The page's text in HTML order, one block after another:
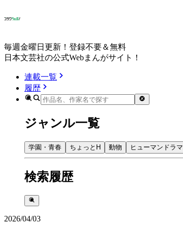
毎週金曜日更新！登録不要＆無料
日本文芸社の公式Webまんがサイト！
連載一覧
履歴
ジャンル一覧
学園・青春 ちょっとH 動物 ヒューマンドラマ
検索履歴
2026/04/03